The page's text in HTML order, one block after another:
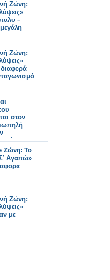
Ζώνη:
–
Ζώνη:
διαφορά
στον
Ζώνη: Το
Αγαπώ»
Ζώνη:
με